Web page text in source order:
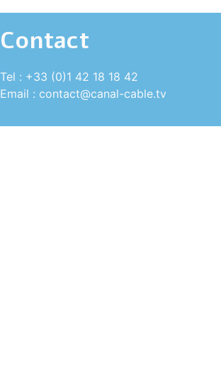
Contact
Tel : +33 (0)1 42 18 18 42
Email : contact@canal-cable.tv